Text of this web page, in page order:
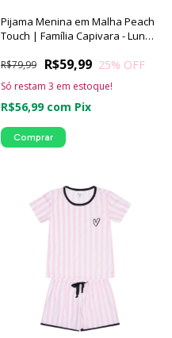
Pijama Menina em Malha Peach
Touch | Família Capivara - Luna
R$59,99
R$79,99 25% OFF
R$56,99 com Pix
Só restam 3 em estoque!
Comprar